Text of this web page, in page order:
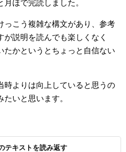
ほで完読しました。
っこう複雑な構文があり、参考
説明を読んでも楽しくなく
たかというとちょっと自信ない
時よりは向上していると思うの
いと思います。
テキストを読み返す